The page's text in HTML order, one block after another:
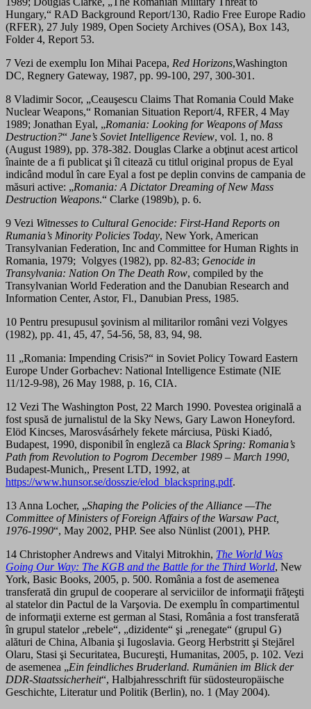
Hungary,“ RAD Background Report/130, Radio Free Europe Radio
(RFER), 27 July 1989, Open Society Archives (OSA), Box 143,
Folder 4, Report 53.
7 Vezi de exemplu Ion Mihai Pacepa, Red Horizons,Washington
DC, Regnery Gateway, 1987, pp. 99-100, 297, 300-301.
8 Vladimir Socor, „Ceauşescu Claims That Romania Could Make
Nuclear Weapons,“ Romanian Situation Report/4, RFER, 4 May
1989; Jonathan Eyal, „Romania: Looking for Weapons of Mass
Destruction?“ Jane’s Soviet Intelligence Review, vol. 1, no. 8
(August 1989), pp. 378-382. Douglas Clarke a obţinut acest articol
înainte de a fi publicat şi îl citează cu titlul original propus de Eyal
indicând modul în care Eyal a fost pe deplin convins de campania de
măsuri active: „Romania: A Dictator Dreaming of New Mass
Destruction Weapons.“ Clarke (1989b), p. 6.
9 Vezi Witnesses to Cultural Genocide: First-Hand Reports on
Rumania’s Minority Policies Today, New York, American
Transylvanian Federation, Inc and Committee for Human Rights in
Romania, 1979; Volgyes (1982), pp. 82-83; Genocide in
Transylvania: Nation On The Death Row, compiled by the
Transylvanian World Federation and the Danubian Research and
Information Center, Astor, Fl., Danubian Press, 1985.
10 Pentru presupusul şovinism al militarilor români vezi Volgyes
(1982), pp. 41, 45, 47, 54-56, 58, 83, 94, 98.
11 „Romania: Impending Crisis?“ in Soviet Policy Toward Eastern
Europe Under Gorbachev: National Intelligence Estimate (NIE
11/12-9-98), 26 May 1988, p. 16, CIA.
12 Vezi The Washington Post, 22 March 1990. Povestea originală a
fost spusă de jurnalistul de la Sky News, Gary Lawon Honeyford.
Elöd Kincses, Marosvásárhely fekete márciusa, Püski Kiadó,
Budapest, 1990, disponibil în engleză ca Black Spring: Romania’s
Path from Revolution to Pogrom December 1989 – March 1990,
Budapest-Munich,, Present LTD, 1992, at
https://www.hunsor.se/dosszie/elod_blackspring.pdf.
13 Anna Locher, „Shaping the Policies of the Alliance —The
Committee of Ministers of Foreign Affairs of the Warsaw Pact,
1976-1990“, May 2002, PHP. See also Nünlist (2001), PHP.
14 Christopher Andrews and Vitalyi Mitrokhin, The World Was
Going Our Way: The KGB and the Battle for the Third World, New
York, Basic Books, 2005, p. 500. România a fost de asemenea
transferată din grupul de cooperare al serviciilor de informaţii frăţeşti
al statelor din Pactul de la Varşovia. De exemplu în compartimentul
de informaţii externe est german al Stasi, România a fost transferată
în grupul statelor „rebele“, „dizidente“ şi „renegate“ (grupul G)
alături de China, Albania şi Iugoslavia. Georg Herbstritt şi Stejărel
Olaru, Stasi şi Securitatea, Bucureşti, Humanitas, 2005, p. 102. Vezi
de asemenea „Ein feindliches Bruderland. Rumänien im Blick der
DDR-Staatssicherheit“, Halbjahresschrift für südosteuropäische
Geschichte, Literatur und Politik (Berlin), no. 1 (May 2004).